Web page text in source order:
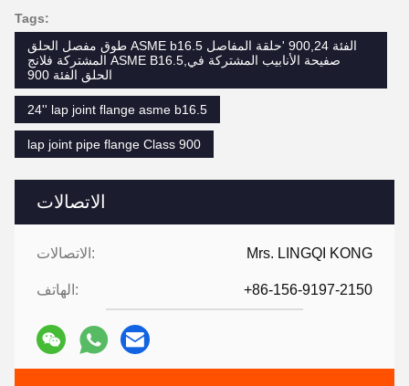
الاتصالات
الاتصالات: Mrs. LINGQI KONG
الهاتف: +86-156-9197-2150
Tags:
طوق مفصل الحلق ASME b16.5 الفئة 900,24 'حلقة المفاصل
المشتركة فلانج ASME B16.5,صفيحة الأنابيب المشتركة في
الحلق الفئة 900
24'' lap joint flange asme b16.5
lap joint pipe flange Class 900